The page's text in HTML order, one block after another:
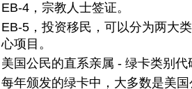
EB-4，宗教人士签证。
EB-5，投资移民，可以分为两大
心项目。
美国公民的直系亲属 - 绿卡类别代
每年颁发的绿卡中，大多数是美